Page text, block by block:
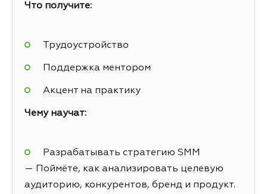
Что получите:
Трудоустройство
Поддержка ментором
Акцент на практику
Чему научат:
Разрабатывать стратегию SMM
— Поймёте, как анализировать целевую
аудиторию, конкурентов, бренд и продукт.